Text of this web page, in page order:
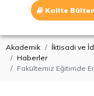
Kalite
Akademik İktisadi ve
Haberler
Fakültemiz Eğitimde